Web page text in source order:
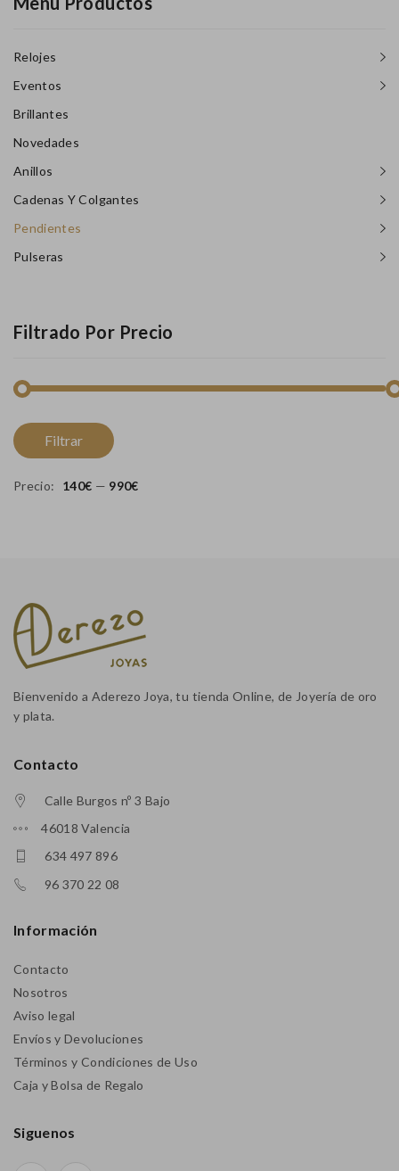
Relojes
Eventos
Brillantes
Novedades
Anillos
Cadenas Y Colgantes
Pendientes
Pulseras
Filtrado Por Precio
Filtrar
Precio: 140€ — 990€
Bienvenido a Aderezo Joya, tu tienda Online, de Joyería de oro
y plata.
Contacto
Calle Burgos nº 3 Bajo
46018 Valencia
634 497 896
96 370 22 08
Información
Contacto
Nosotros
Aviso legal
Envíos y Devoluciones
Términos y Condiciones de Uso
Caja y Bolsa de Regalo
Siguenos